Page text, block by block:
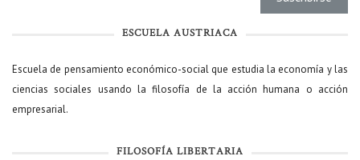
ESCUELA AUSTRIACA
Escuela de pensamiento económico-social que estudia la economía y las
ciencias sociales usando la filosofía de la acción humana o acción
empresarial.
FILOSOFÍA LIBERTARIA